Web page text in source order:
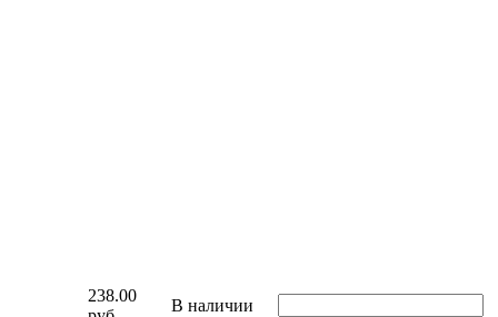
238.00
В наличии